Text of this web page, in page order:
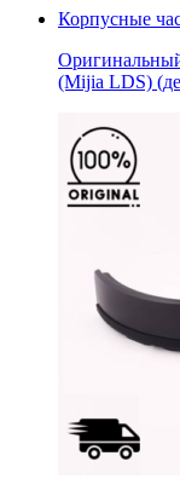
Корпусные
(Mijia LDS)